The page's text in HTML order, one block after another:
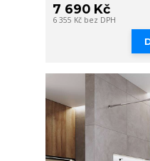
7 690 Kč
6 355 Kč bez DPH